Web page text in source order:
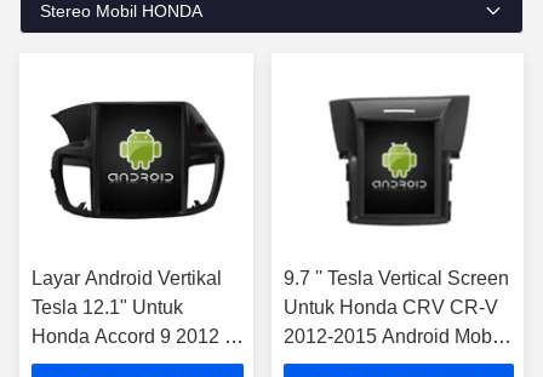
Stereo Mobil HONDA
Layar Android Vertikal
Tesla 12.1" Untuk
Honda Accord 9 2012 -
2017 Sistem Multimedia
9.7 '' Tesla Vertical Screen
Untuk Honda CRV CR-V
2012-2015 Android Mobil
Multimedia Player